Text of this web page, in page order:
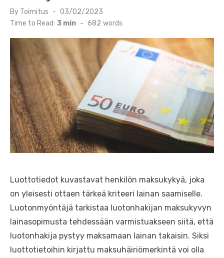
By Toimitus
Posted
on
03/02/2023
Time to Read: 3 min - 682 words
Luottotiedot kuvastavat henkilön maksukykyä, joka
on yleisesti ottaen tärkeä kriteeri lainan saamiselle.
Luotonmyöntäjä tarkistaa luotonhakijan maksukyvyn
lainasopimusta tehdessään varmistuakseen siitä, että
luotonhakija pystyy maksamaan lainan takaisin. Siksi
luottotietoihin kirjattu maksuhäiriömerkintä voi olla